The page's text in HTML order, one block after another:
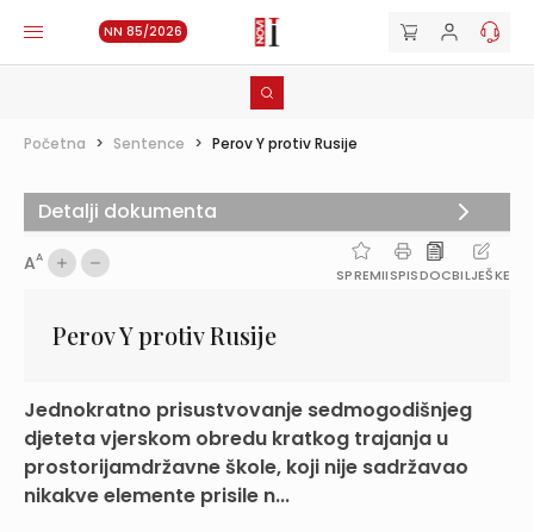
NN 85/2026
Početna > Sentence > Perov Y protiv Rusije
AA
SPREMIISPISDOCBILJEŠKE
Perov Y protiv Rusije
Jednokratno prisustvovanje sedmogodišnjeg
djeteta vjerskom obredu kratkog trajanja u
prostorijamdržavne škole, koji nije sadržavao
nikakve elemente prisile n...
Detalji dokumenta